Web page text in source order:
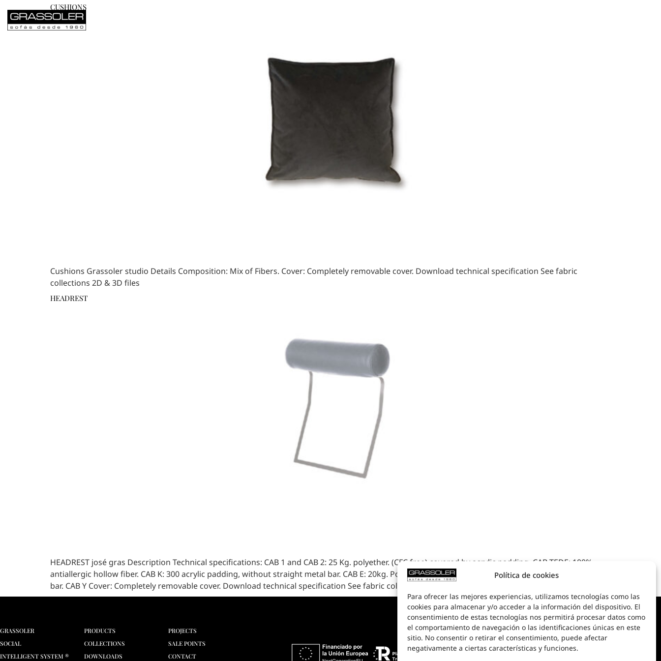
Política de cookies
Para ofrecer las mejores experiencias, utilizamos tecnologías como las
cookies para almacenar y/o acceder a la información del dispositivo. El
consentimiento de estas tecnologías nos permitirá procesar datos como
el comportamiento de navegación o las identificaciones únicas en este
sitio. No consentir o retirar el consentimiento, puede afectar
negativamente a ciertas características y funciones.
CUSHIONS
Cushions Grassoler studio Details Composition: Mix of Fibers. Cover: Completely removable cover. Download technical specification See fabric
collections 2D & 3D files
HEADREST
HEADREST josé gras Description Technical specifications: CAB 1 and CAB 2: 25 Kg. polyether. (CFC free) covered by acrylic padding. CAB TEDE: 100%
antiallergic hollow fiber. CAB K: 300 acrylic padding, without straight metal bar. CAB E: 20kg. Polyether and acrylic padding. Upholstered straight metal
bar. CAB Y Cover: Completely removable cover. Download technical specification See fabric collections 2D & 3D files
GRASSOLER
SOCIAL
INTELLIGENT SYSTEM ®
PRODUCTS
COLLECTIONS
DOWNLOADS
PROJECTS
SALE POINTS
CONTACT